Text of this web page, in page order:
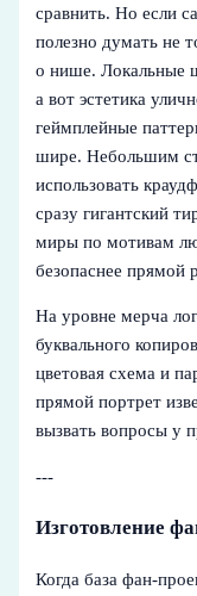
сравнить. Но если
полезно думать не
о нише. Локальные
а вот эстетика
геймплейные
шире. Небольшим
использовать
сразу гигантский
миры по мотивам
безопаснее прямой
На уровне мерча
буквального
цветовая схема и
прямой портрет
вызвать вопросы у
---
Изготовление
Когда база фан-